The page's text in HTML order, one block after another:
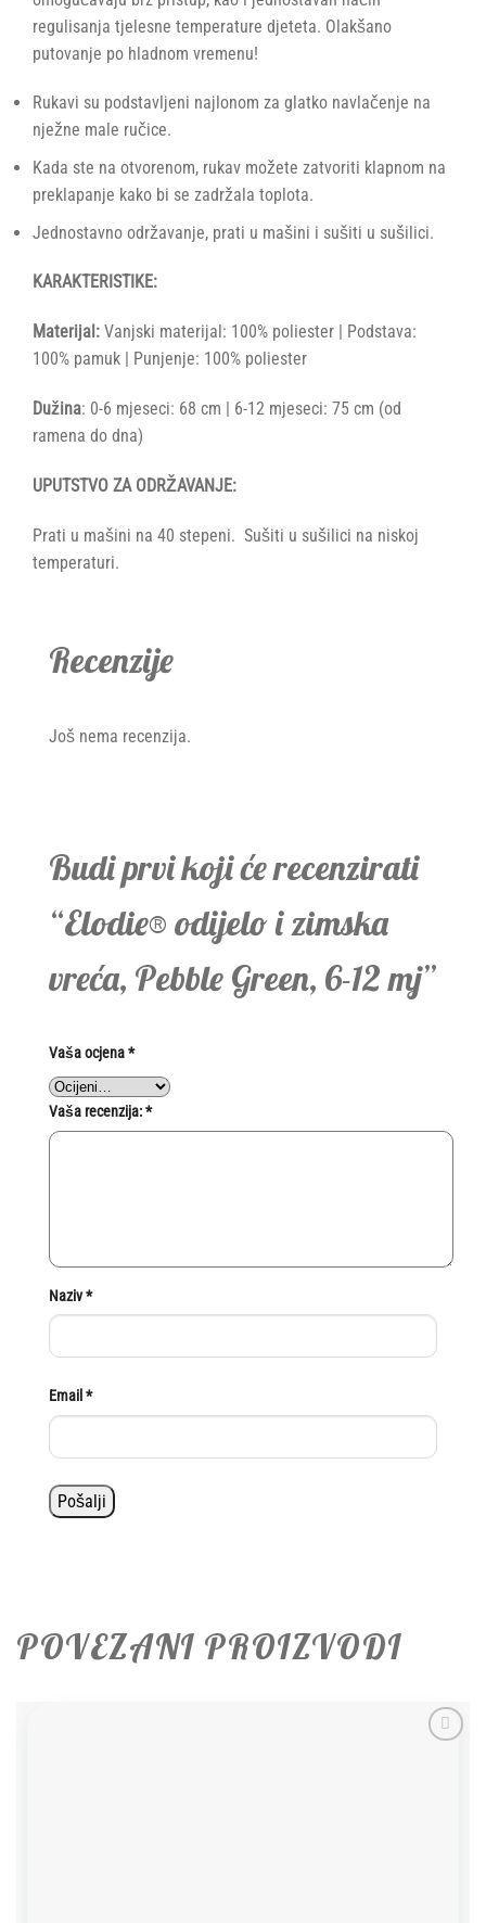
regulisanja tjelesne temperature djeteta. Olakšano
putovanje po hladnom vremenu!
Rukavi su podstavljeni najlonom za glatko navlačenje na
nježne male ručice.
Kada ste na otvorenom, rukav možete zatvoriti klapnom na
preklapanje kako bi se zadržala toplota.
Jednostavno održavanje, prati u mašini i sušiti u sušilici.
KARAKTERISTIKE:
Materijal: Vanjski materijal: 100% poliester | Podstava:
100% pamuk | Punjenje: 100% poliester
Dužina: 0-6 mjeseci: 68 cm | 6-12 mjeseci: 75 cm (od
ramena do dna)
UPUTSTVO ZA ODRŽAVANJE:
Prati u mašini na 40 stepeni. Sušiti u sušilici na niskoj
temperaturi.
Recenzije
Još nema recenzija.
Budi prvi koji će recenzirati
“Elodie® odijelo i zimska
vreća, Pebble Green, 6-12 mj”
Vaša ocjena*
Vaša recenzija:*
Naziv*
Email *
POVEZANI PROIZVODI